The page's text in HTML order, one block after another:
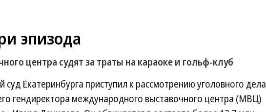
эпизода
центра судят за траты на караоке и гольф-клуб
Екатеринбурга приступил к рассмотрению уголовного дела
гендиректора международного выставочного центра (МВЦ)